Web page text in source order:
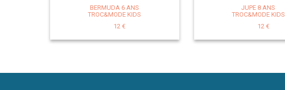
BERMUDA 6 ANS
TROC&MODE KIDS
12 €
JUPE 8 ANS
TROC&MODE KIDS
12 €